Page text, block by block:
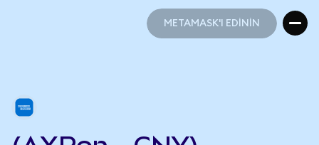
METAMASK'I EDİNİN